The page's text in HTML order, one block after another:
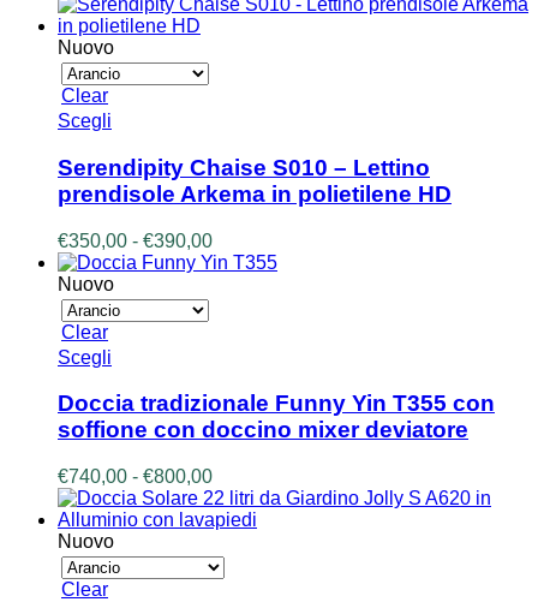
possono
essere
scelte
nella
Nuovo
Clear
Scegli
ha
più
varianti.
opzioni
possono
essere
scelte
prodotto
Serendipity Chaise S010 – Lettino
prendisole Arkema in polietilene HD
€350,00 - €390,00Fascia
di
Nuovo
Clear
Scegli
ha
più
varianti.
Le
opzioni
possono
essere
scelte
nella
Doccia tradizionale Funny Yin T355 con
soffione con doccino mixer deviatore
€740,00 - €800,00Fascia
di
prezzo:
€740,00
a
Nuovo
Clear